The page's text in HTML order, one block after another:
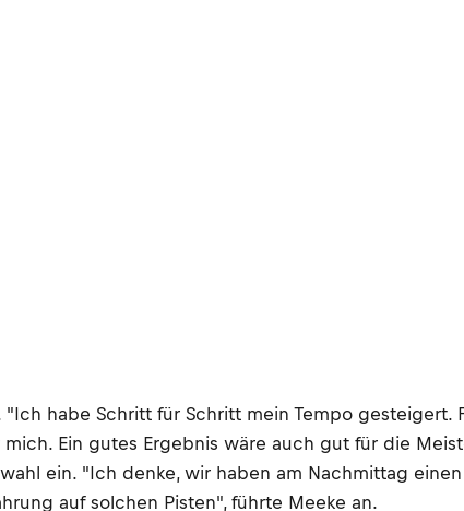
habe Schritt für Schritt mein Tempo
Ein gutes Ergebnis wäre auch gut für die
ein. "Ich denke, wir haben am Nachmittag
auf solchen Pisten", führte Meeke an.